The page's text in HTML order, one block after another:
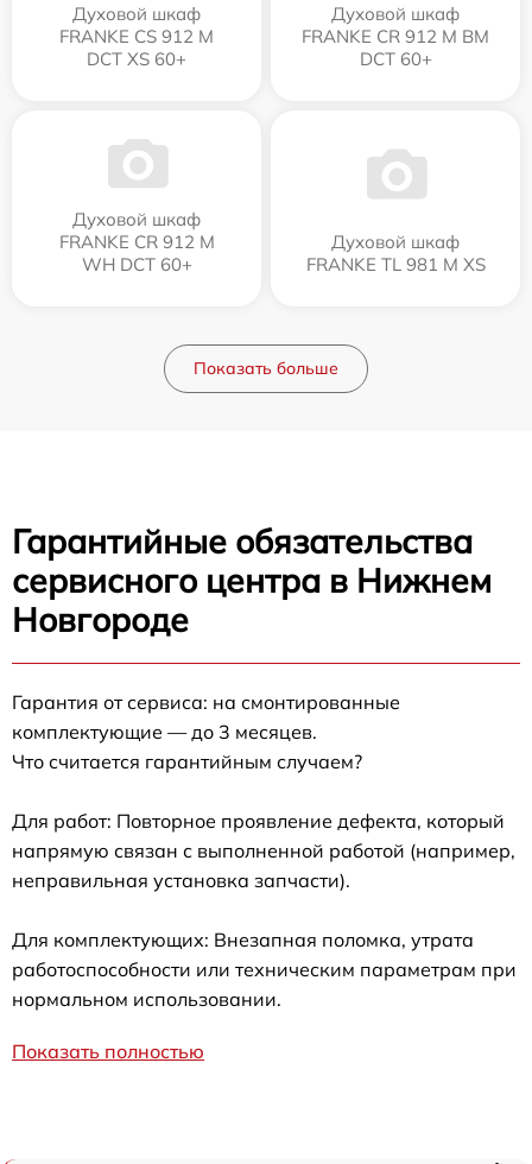
Духовой шкаф
FRANKE CS 912 M
DCT XS 60+
Духовой шкаф
FRANKE CR 912 M BM
DCT 60+
Духовой шкаф
FRANKE CR 912 M
WH DCT 60+
Духовой шкаф
FRANKE TL 981 M XS
Показать больше
Гарантийные обязательства
сервисного центра в Нижнем
Новгороде
Гарантия от сервиса: на смонтированные
комплектующие — до 3 месяцев.
Что считается гарантийным случаем?
Для работ: Повторное проявление дефекта, который
напрямую связан с выполненной работой (например,
неправильная установка запчасти).
Для комплектующих: Внезапная поломка, утрата
работоспособности или техническим параметрам при
нормальном использовании.
Показать полностью